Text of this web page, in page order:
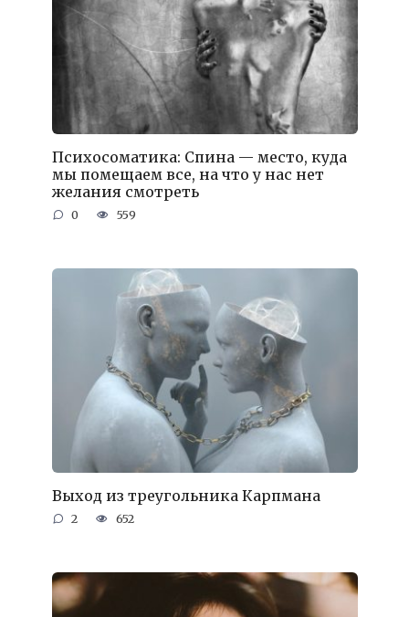
Психосоматика: Спина — место, куда
мы помещаем все, на что у нас нет
желания смотреть
0 559
Выход из треугольника Карпмана
2 652